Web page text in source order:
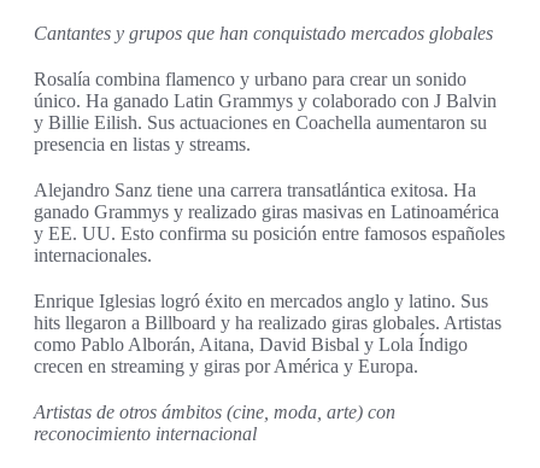
Cantantes y grupos que han conquistado mercados globales
Rosalía combina flamenco y urbano para crear un sonido
único. Ha ganado Latin Grammys y colaborado con J Balvin
y Billie Eilish. Sus actuaciones en Coachella aumentaron su
presencia en listas y streams.
Alejandro Sanz tiene una carrera transatlántica exitosa. Ha
ganado Grammys y realizado giras masivas en Latinoamérica
y EE. UU. Esto confirma su posición entre famosos españoles
internacionales.
Enrique Iglesias logró éxito en mercados anglo y latino. Sus
hits llegaron a Billboard y ha realizado giras globales. Artistas
como Pablo Alborán, Aitana, David Bisbal y Lola Índigo
crecen en streaming y giras por América y Europa.
Artistas de otros ámbitos (cine, moda, arte) con
reconocimiento internacional